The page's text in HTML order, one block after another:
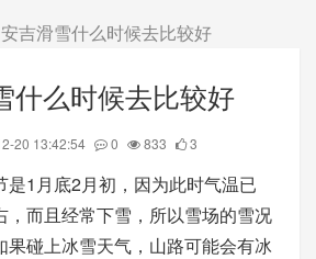
吉滑雪什么时候去比较好
什么时候去比较好
20 13:42:54 0 833 3
是1月底2月初，因为此时气温已
，而且经常下雪，所以雪场的雪况
果碰上冰雪天气，山路可能会有冰